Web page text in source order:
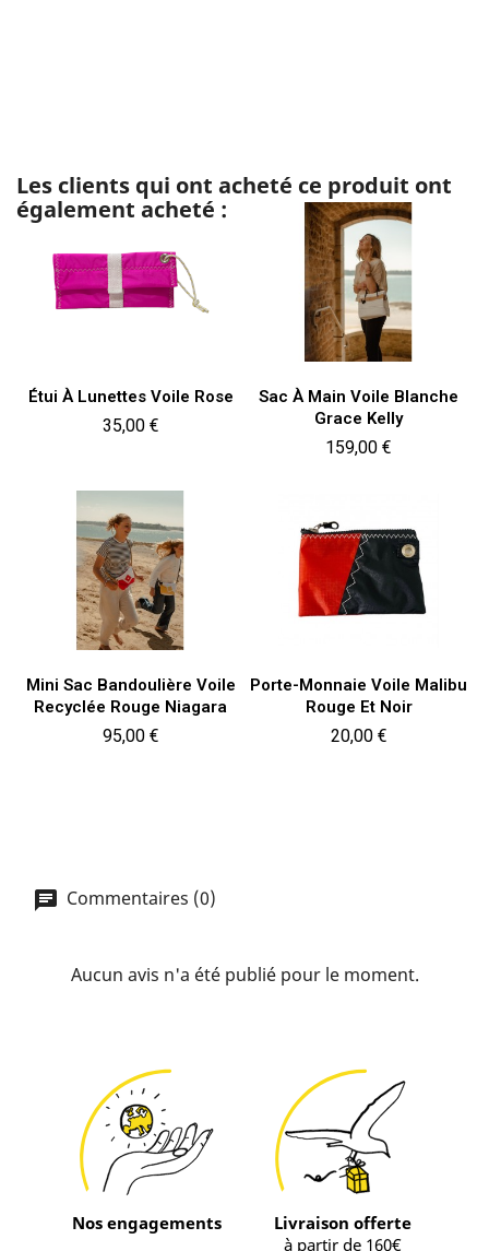
Les clients qui ont acheté ce produit ont
également acheté :
Étui À Lunettes Voile Rose
Prix
35,00 €
Sac À Main Voile Blanche
Grace Kelly
Prix
159,00 €
Mini Sac Bandoulière Voile
Recyclée Rouge Niagara
Prix
95,00 €
Porte-Monnaie Voile Malibu
Rouge Et Noir
Prix
20,00 €
Commentaires (0)
Aucun avis n'a été publié pour le moment.
Nos engagements
Livraison offerte
à partir de 160€